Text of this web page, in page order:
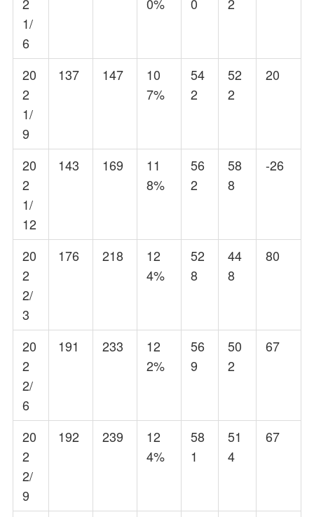
1/
6
20
2
1/
9
137 147
10
7%
54
2
52
2
20
20
2
1/
12
143 169
11
8%
56
2
58
8
-26
20
2
2/
3
176 218
12
4%
52
8
44
8
80
20
2
2/
6
191 233
12
2%
56
9
50
2
67
20
2
2/
9
192 239
12
4%
58
1
51
4
67